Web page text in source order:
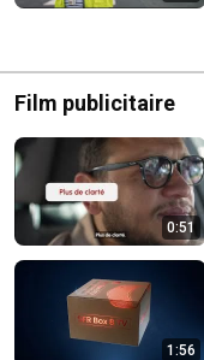
Film publicitaire
0:51
1:56